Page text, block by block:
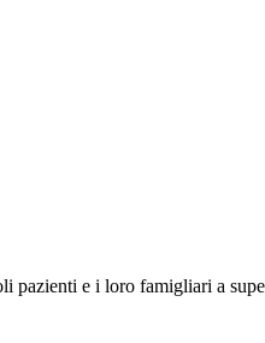
pazienti e i loro famigliari a